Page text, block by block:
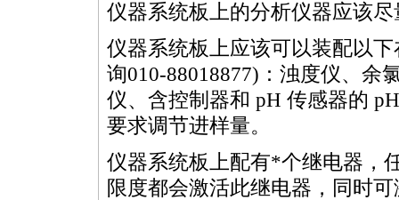
仪器系统板上的分析仪器应该尽
仪器系统板上应该可以装配以
询010-88018877)：浊度仪、余
仪、含控制器和 pH 传感器的
要求调节进样量。
仪器系统板上配有*个继电器，
限度都会激活此继电器，同时可